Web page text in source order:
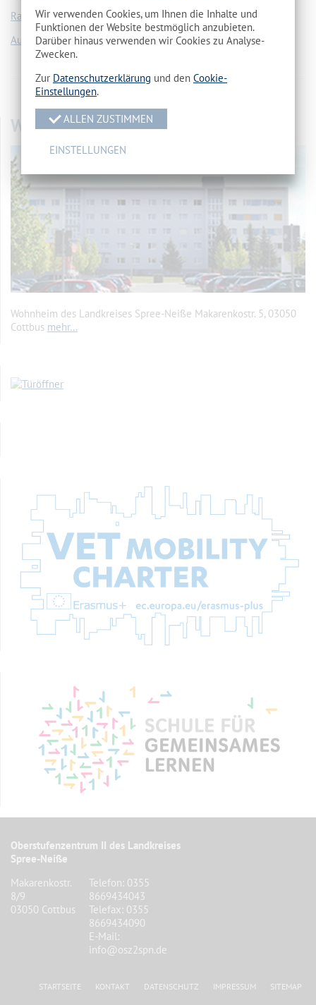
Rahmenlehrplan
Ausbildungsordnung
vorherige Seite
WOHNHEIM
Wohnheim des Landkreises Spree-Neiße Makarenkostr. 5, 03050
Cottbus mehr…
Oberstufenzentrum II des Landkreises
Spree-Neiße
Makarenkostr.
8/9
03050 Cottbus
Telefon: 0355
8669434043
Telefax: 0355
8669434090
E-Mail:
info@osz2spn.de
STARTSEITE KONTAKT DATENSCHUTZ IMPRESSUM SITEMAP
Wir verwenden Cookies, um Ihnen die Inhalte und
Funktionen der Website bestmöglich anzubieten.
Darüber hinaus verwenden wir Cookies zu Analyse-
Zwecken.
Zur Datenschutzerklärung und den Cookie-
Einstellungen.
ALLEN ZUSTIMMEN
EINSTELLUNGEN